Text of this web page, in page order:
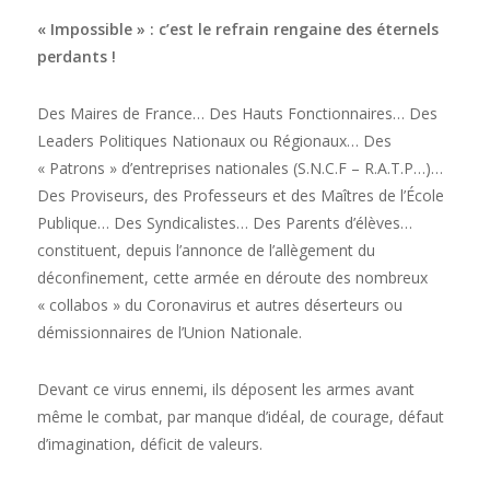
« Impossible » : c’est le refrain rengaine des éternels
perdants !
Des Maires de France… Des Hauts Fonctionnaires… Des
Leaders Politiques Nationaux ou Régionaux… Des
« Patrons » d’entreprises nationales (S.N.C.F – R.A.T.P…)…
Des Proviseurs, des Professeurs et des Maîtres de l’École
Publique… Des Syndicalistes… Des Parents d’élèves…
constituent, depuis l’annonce de l’allègement du
déconfinement, cette armée en déroute des nombreux
« collabos » du Coronavirus et autres déserteurs ou
démissionnaires de l’Union Nationale.
Devant ce virus ennemi, ils déposent les armes avant
même le combat, par manque d’idéal, de courage, défaut
d’imagination, déficit de valeurs.